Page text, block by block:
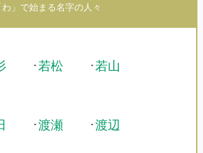
わ」で始まる名字の人々
･若松 ･若山
･渡瀬 ･渡辺